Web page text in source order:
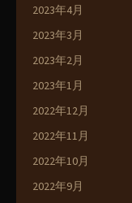
2023年4月
2023年3月
2023年2月
2023年1月
2022年12月
2022年11月
2022年10月
2022年9月